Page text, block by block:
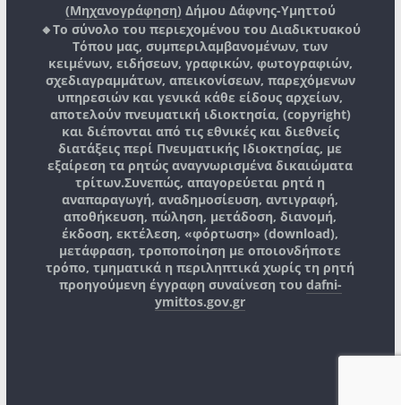
(Μηχανογράφηση) Δήμου Δάφνης-Υμηττού
🔸Το σύνολο του περιεχομένου του Διαδικτυακού
Τόπου μας, συμπεριλαμβανομένων, των
κειμένων, ειδήσεων, γραφικών, φωτογραφιών,
σχεδιαγραμμάτων, απεικονίσεων, παρεχόμενων
υπηρεσιών και γενικά κάθε είδους αρχείων,
αποτελούν πνευματική ιδιοκτησία, (copyright)
και διέπονται από τις εθνικές και διεθνείς
διατάξεις περί Πνευματικής Ιδιοκτησίας, με
εξαίρεση τα ρητώς αναγνωρισμένα δικαιώματα
τρίτων.Συνεπώς, απαγορεύεται ρητά η
αναπαραγωγή, αναδημοσίευση, αντιγραφή,
αποθήκευση, πώληση, μετάδοση, διανομή,
έκδοση, εκτέλεση, «φόρτωση» (download),
μετάφραση, τροποποίηση με οποιονδήποτε
τρόπο, τμηματικά η περιληπτικά χωρίς τη ρητή
προηγούμενη έγγραφη συναίνεση του dafni-
ymittos.gov.gr